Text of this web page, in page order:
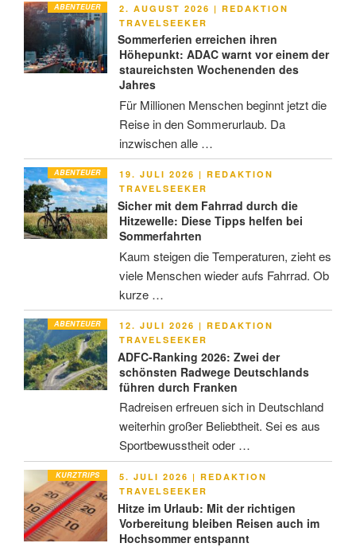
ABENTEUER
VERÖFFENTLICHT
AM
2. AUGUST 2026 | REDAKTION
TRAVELSEEKER
Sommerferien erreichen ihren
Höhepunkt: ADAC warnt vor einem der
staureichsten Wochenenden des
Jahres
Für Millionen Menschen beginnt jetzt die
Reise in den Sommerurlaub. Da
inzwischen alle …
ABENTEUER
VERÖFFENTLICHT
AM
19. JULI 2026 | REDAKTION
TRAVELSEEKER
Sicher mit dem Fahrrad durch die
Hitzewelle: Diese Tipps helfen bei
Sommerfahrten
Kaum steigen die Temperaturen, zieht es
viele Menschen wieder aufs Fahrrad. Ob
kurze …
ABENTEUER
VERÖFFENTLICHT
AM
12. JULI 2026 | REDAKTION
TRAVELSEEKER
ADFC-Ranking 2026: Zwei der
schönsten Radwege Deutschlands
führen durch Franken
Radreisen erfreuen sich in Deutschland
weiterhin großer Beliebtheit. Sei es aus
Sportbewusstheit oder …
KURZTRIPS
VERÖFFENTLICHT
AM
5. JULI 2026 | REDAKTION
TRAVELSEEKER
Hitze im Urlaub: Mit der richtigen
Vorbereitung bleiben Reisen auch im
Hochsommer entspannt